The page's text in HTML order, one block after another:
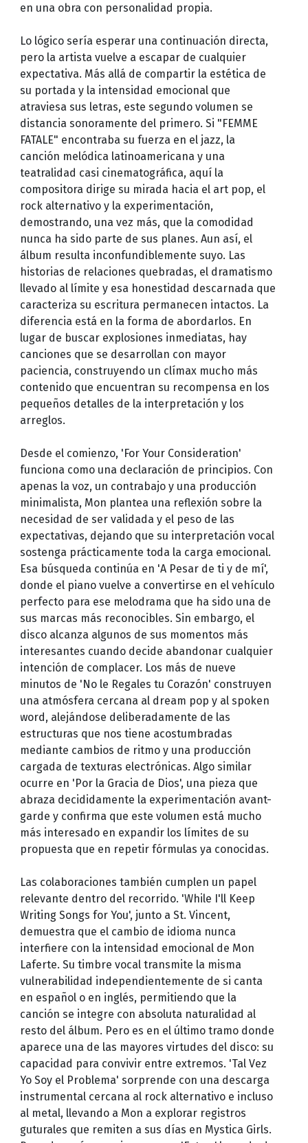
en una obra con personalidad propia.
Lo lógico sería esperar una continuación directa,
pero la artista vuelve a escapar de cualquier
expectativa. Más allá de compartir la estética de
su portada y la intensidad emocional que
atraviesa sus letras, este segundo volumen se
distancia sonoramente del primero. Si "FEMME
FATALE" encontraba su fuerza en el jazz, la
canción melódica latinoamericana y una
teatralidad casi cinematográfica, aquí la
compositora dirige su mirada hacia el art pop, el
rock alternativo y la experimentación,
demostrando, una vez más, que la comodidad
nunca ha sido parte de sus planes. Aun así, el
álbum resulta inconfundiblemente suyo. Las
historias de relaciones quebradas, el dramatismo
llevado al límite y esa honestidad descarnada que
caracteriza su escritura permanecen intactos. La
diferencia está en la forma de abordarlos. En
lugar de buscar explosiones inmediatas, hay
canciones que se desarrollan con mayor
paciencia, construyendo un clímax mucho más
contenido que encuentran su recompensa en los
pequeños detalles de la interpretación y los
arreglos.
Desde el comienzo, 'For Your Consideration'
funciona como una declaración de principios. Con
apenas la voz, un contrabajo y una producción
minimalista, Mon plantea una reflexión sobre la
necesidad de ser validada y el peso de las
expectativas, dejando que su interpretación vocal
sostenga prácticamente toda la carga emocional.
Esa búsqueda continúa en 'A Pesar de ti y de mí',
donde el piano vuelve a convertirse en el vehículo
perfecto para ese melodrama que ha sido una de
sus marcas más reconocibles. Sin embargo, el
disco alcanza algunos de sus momentos más
interesantes cuando decide abandonar cualquier
intención de complacer. Los más de nueve
minutos de 'No le Regales tu Corazón' construyen
una atmósfera cercana al dream pop y al spoken
word, alejándose deliberadamente de las
estructuras que nos tiene acostumbradas
mediante cambios de ritmo y una producción
cargada de texturas electrónicas. Algo similar
ocurre en 'Por la Gracia de Dios', una pieza que
abraza decididamente la experimentación avant-
garde y confirma que este volumen está mucho
más interesado en expandir los límites de su
propuesta que en repetir fórmulas ya conocidas.
Las colaboraciones también cumplen un papel
relevante dentro del recorrido. 'While I'll Keep
Writing Songs for You', junto a St. Vincent,
demuestra que el cambio de idioma nunca
interfiere con la intensidad emocional de Mon
Laferte. Su timbre vocal transmite la misma
vulnerabilidad independientemente de si canta
en español o en inglés, permitiendo que la
canción se integre con absoluta naturalidad al
resto del álbum. Pero es en el último tramo donde
aparece una de las mayores virtudes del disco: su
capacidad para convivir entre extremos. 'Tal Vez
Yo Soy el Problema' sorprende con una descarga
instrumental cercana al rock alternativo e incluso
al metal, llevando a Mon a explorar registros
guturales que remiten a sus días en Mystica Girls.